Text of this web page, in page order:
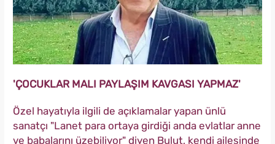
'ÇOCUKLAR MALI PAYLAŞIM KAVGASI YAPMAZ'
Özel hayatıyla ilgili de açıklamalar yapan ünlü
sanatçı "Lanet para ortaya girdiği anda evlatlar anne
ve babalarını üzebiliyor" diyen Bulut, kendi ailesinde